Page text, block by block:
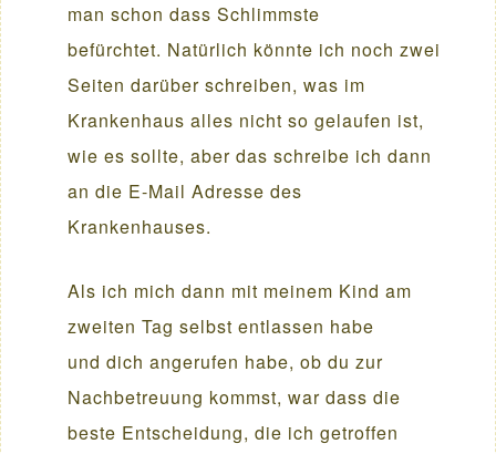
man schon dass Schlimmste
befürchtet. Natürlich könnte ich noch zwei
Seiten darüber schreiben, was im
Krankenhaus alles nicht so gelaufen ist,
wie es sollte, aber das schreibe ich dann
an die E-Mail Adresse des
Krankenhauses.
Als ich mich dann mit meinem Kind am
zweiten Tag selbst entlassen habe
und dich angerufen habe, ob du zur
Nachbetreuung kommst, war dass die
beste Entscheidung, die ich getroffen